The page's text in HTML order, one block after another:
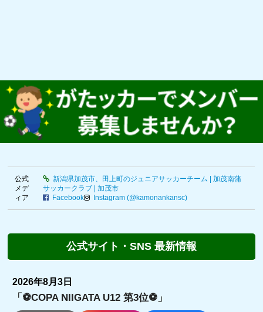
公式
メデ
ィア
新潟県加茂市、田上町のジュニアサッカーチーム | 加茂南蒲
サッカークラブ | 加茂市
Facebook
Instagram (@kamonankansc)
公式サイト・SNS 最新情報
2026年8月3日
「⚽️COPA NIIGATA U12 第3位⚽️」